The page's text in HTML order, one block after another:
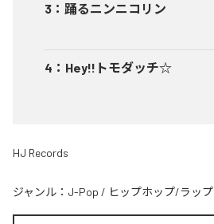
3 ： 踊るニンニコリン
4 ： Hey!!トモダッチ☆
HJ Records
ジャンル： J-Pop / ヒップホップ/ラップ